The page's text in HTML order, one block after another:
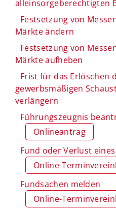
alleinsorgeberechtigten
Festsetzung von
Märkte ändern
Festsetzung von
Märkte aufheben
Frist für das Erlöschen
gewerbsmäßigen
verlängern
Führungszeugnis
Onlineantrag
Fund oder Verlust
Online-
Fundsachen melden
Online-